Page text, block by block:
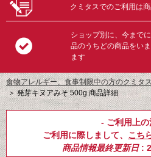
クミタスでのご利用は
ショップ別に、今まで
品のうちどの商品をい
ます
食物アレルギー、食事制限中の方のクミタ
＞発芽キヌアみそ 500g 商品詳細
- ご利用上
ご利用に際しまして、 こち
商品情報最終更新日: